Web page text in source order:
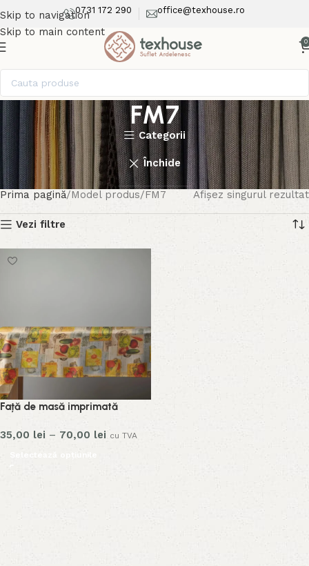
Skip to navigation
Skip to main content
0731 172 290 office@texhouse.ro
0
FM7
Categorii
Închide
Prima pagină Model produs FM7 Afișez singurul rezultat
Vezi filtre
Față de masă imprimată
35,00 lei – 70,00 lei cu TVA
Selectează opțiunile